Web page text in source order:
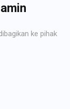
ke pihak